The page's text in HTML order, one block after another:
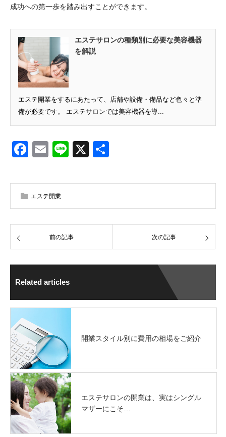
成功への第一歩を踏み出すことができます。
エステサロンの種類別に必要な美容機器
を解説
エステ開業をするにあたって、店舗や設備・備品など色々と準
備が必要です。 エステサロンでは美容機器を導...
Facebook
EmailLine
X
エステ開業
前の記事 次の記事
Related articles
開業スタイル別に費用の相場をご紹介
エステサロンの開業は、実はシングル
マザーにこそ…